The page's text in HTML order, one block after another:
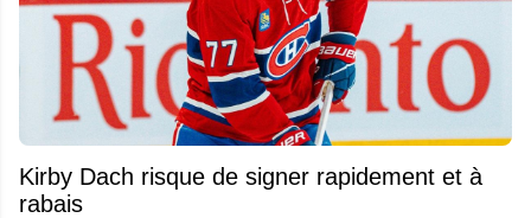
Kirby Dach risque de signer rapidement et à
rabais